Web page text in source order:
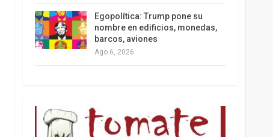
Egopolítica: Trump pone su
nombre en edificios, monedas,
barcos, aviones
Ago 6, 2026